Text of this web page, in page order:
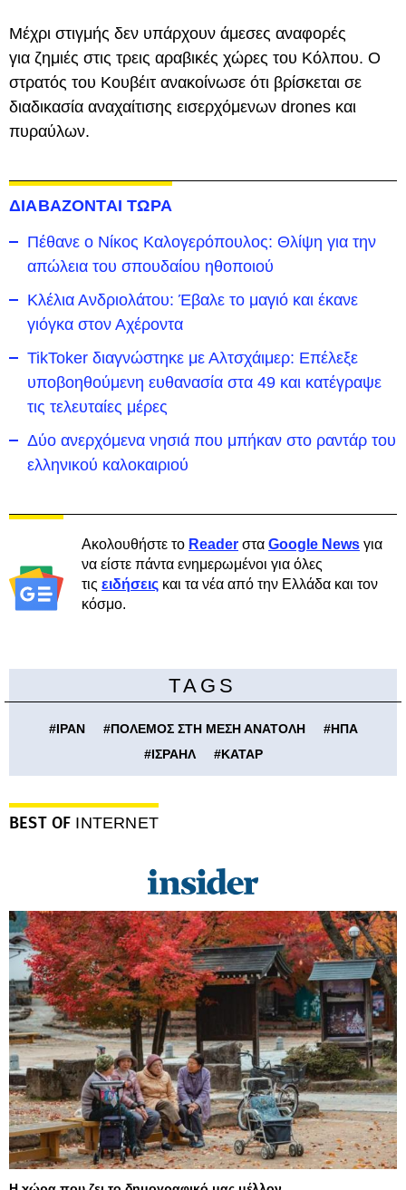
Μέχρι στιγμής δεν υπάρχουν άμεσες αναφορές
για ζημιές στις τρεις αραβικές χώρες του Κόλπου. Ο
στρατός του Κουβέιτ ανακοίνωσε ότι βρίσκεται σε
διαδικασία αναχαίτισης εισερχόμενων drones και
πυραύλων.
ΔΙΑΒΑΖΟΝΤΑΙ ΤΩΡΑ
Πέθανε ο Νίκος Καλογερόπουλος: Θλίψη για την
απώλεια του σπουδαίου ηθοποιού
Κλέλια Ανδριολάτου: Έβαλε το μαγιό και έκανε
γιόγκα στον Αχέροντα
TikToker διαγνώστηκε με Αλτσχάιμερ: Επέλεξε
υποβοηθούμενη ευθανασία στα 49 και κατέγραψε
τις τελευταίες μέρες
Δύο ανερχόμενα νησιά που μπήκαν στο ραντάρ του
ελληνικού καλοκαιριού
Ακολουθήστε το Reader στα Google News για
να είστε πάντα ενημερωμένοι για όλες
τις ειδήσεις και τα νέα από την Ελλάδα και τον
κόσμο.
TAGS
#ΙΡΑΝ #ΠΟΛΕΜΟΣ ΣΤΗ ΜΕΣΗ ΑΝΑΤΟΛΗ #ΗΠΑ
#ΙΣΡΑΗΛ #ΚΑΤΑΡ
BEST OF INTERNET